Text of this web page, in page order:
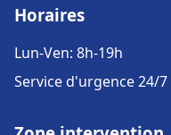
Horaires
Lun-Ven: 8h-19h
Service d'urgence 24/7